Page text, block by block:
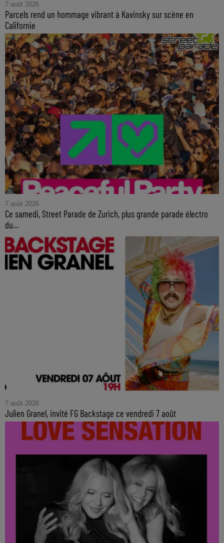
7 août 2026
Parcels rend un hommage vibrant à Kavinsky sur scène en
Californie
7 août 2026
Ce samedi, Street Parade de Zurich, plus grande parade électro
du...
7 août 2026
Julien Granel, invité FG Backstage ce vendredi 7 août